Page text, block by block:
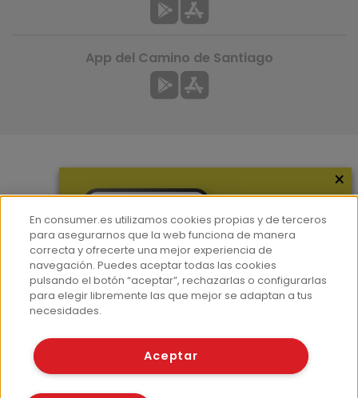
Hemeroteca
Contacto
Prensa
Corpus Lingüístico Consumer
App del Camino de Santiago
© Fundación EROSKI
Políticas de cookies
×
En consumer.es utilizamos cookies propias y de terceros
para asegurarnos que la web funciona de manera
correcta y ofrecerte una mejor experiencia de
navegación. Puedes aceptar todas las cookies
pulsando el botón “aceptar”, rechazarlas o configurarlas
para elegir libremente las que mejor se adaptan a tus
necesidades.
Aceptar